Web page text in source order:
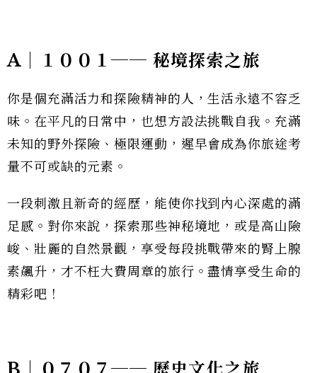
A｜１００１── 秘境探索之旅
你是個充滿活力和探險精神的人，生活永遠不容乏
味。在平凡的日常中，也想方設法挑戰自我。充滿
未知的野外探險、極限運動，遲早會成為你旅途考
量不可或缺的元素。
一段刺激且新奇的經歷，能使你找到內心深處的滿
足感。對你來說，探索那些神秘境地，或是高山險
峻、壯麗的自然景觀，享受每段挑戰帶來的腎上腺
素飆升，才不枉大費周章的旅行。盡情享受生命的
精彩吧！